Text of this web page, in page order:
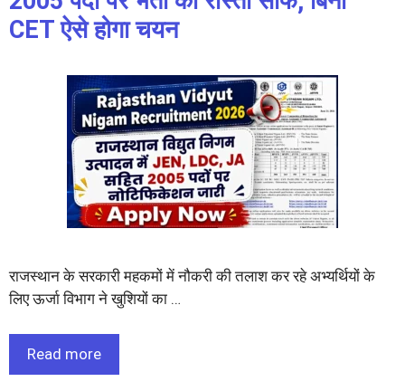
CET ऐसे होगा चयन
राजस्थान के सरकारी महकमों में नौकरी की तलाश कर रहे अभ्यर्थियों के
लिए ऊर्जा विभाग ने खुशियों का …
Read more